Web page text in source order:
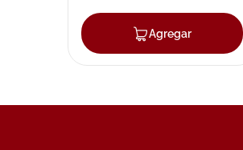
Agregar